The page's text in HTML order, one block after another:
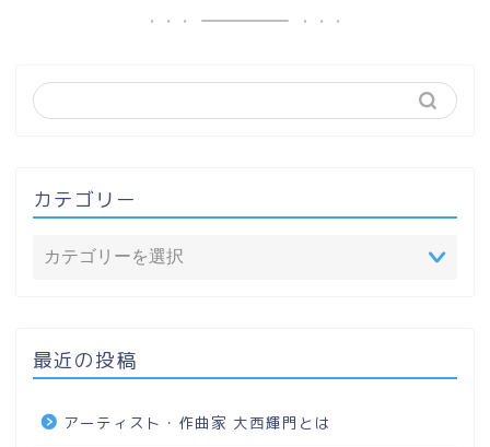
カテゴリー
最近の投稿
アーティスト・作曲家 大西輝門とは